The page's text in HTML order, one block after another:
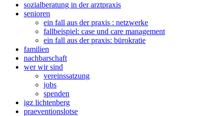
sozialberatung in der arztpraxis
senioren
ein fall aus der praxis : netzwerke
fallbeispiel: case und care management
ein fall aus der praxis: bürokratie
familien
nachbarschaft
wer wir sind
vereinssatzung
jobs
spenden
igz lichtenberg
praeventionslotse